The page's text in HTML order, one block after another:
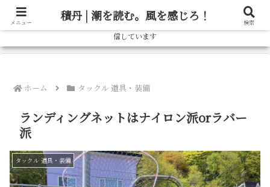
北海道の釣り情報ならブログ「しゃべろー」へ！実際の釣行記から、旬の魚の
狙い方、おすすめタックルまで、北海道の釣りをもっと楽しむための情報を発
信しています
ホーム タックル 道具・装備
ランディングネットはナイロン派orラバー
派
タックル 道具・装備
メニュー 積丹 | 潮を読む。風を感じろ！ 検索